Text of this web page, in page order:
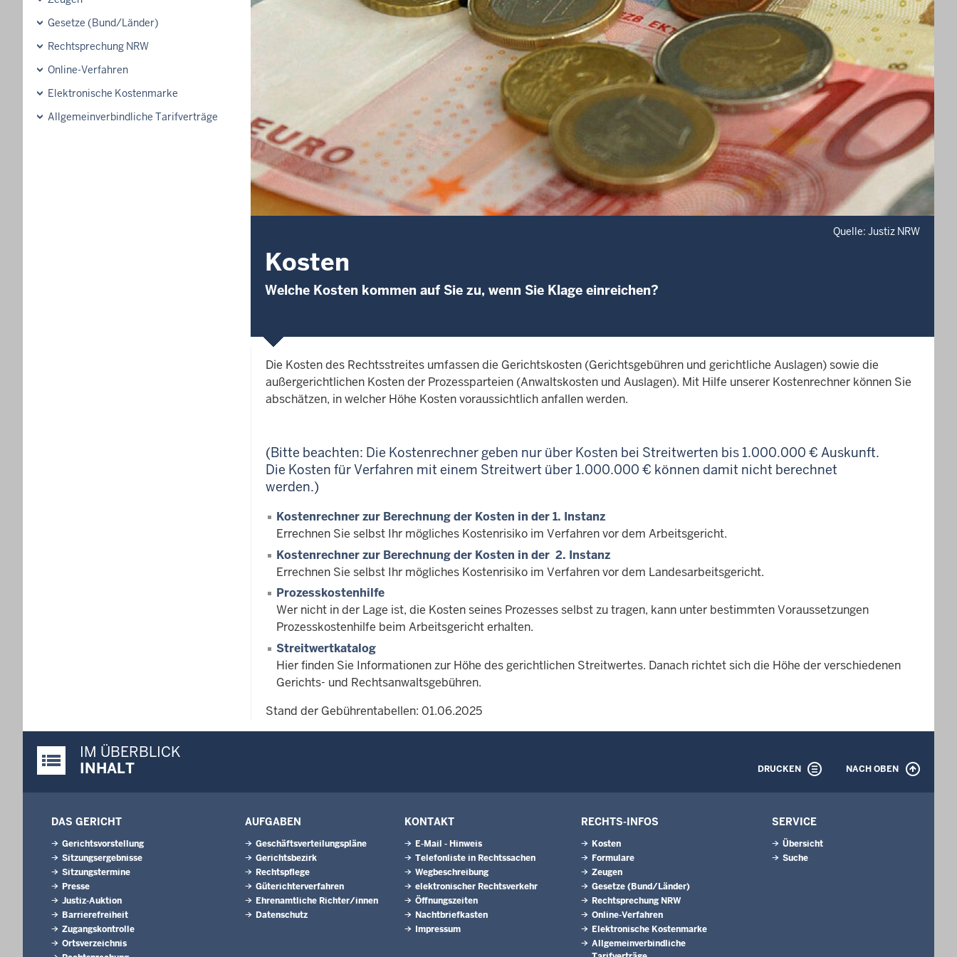
Gesetze (Bund/Länder)
Rechtsprechung NRW
Online-Verfahren
Elektronische Kostenmarke
Allgemeinverbindliche Tarifverträge
Quelle: Justiz NRW
Kosten
Welche Kosten kommen auf Sie zu, wenn Sie Klage einreichen?
Die Kosten des Rechtsstreites umfassen die Gerichtskosten (Gerichtsgebühren und gerichtliche Auslagen) sowie die
außergerichtlichen Kosten der Prozessparteien (Anwaltskosten und Auslagen). Mit Hilfe unserer Kostenrechner können Sie
abschätzen, in welcher Höhe Kosten voraussichtlich anfallen werden.
(Bitte beachten: Die Kostenrechner geben nur über Kosten bei Streitwerten bis 1.000.000 € Auskunft.
Die Kosten für Verfahren mit einem Streitwert über 1.000.000 € können damit nicht berechnet
werden.)
Kostenrechner zur Berechnung der Kosten in der 1. Instanz
Errechnen Sie selbst Ihr mögliches Kostenrisiko im Verfahren vor dem Arbeitsgericht.
Kostenrechner zur Berechnung der Kosten in der 2. Instanz
Errechnen Sie selbst Ihr mögliches Kostenrisiko im Verfahren vor dem Landesarbeitsgericht.
Prozesskostenhilfe
Wer nicht in der Lage ist, die Kosten seines Prozesses selbst zu tragen, kann unter bestimmten Voraussetzungen
Prozesskostenhilfe beim Arbeitsgericht erhalten.
Streitwertkatalog
Hier finden Sie Informationen zur Höhe des gerichtlichen Streitwertes. Danach richtet sich die Höhe der verschiedenen
Gerichts- und Rechtsanwaltsgebühren.
Stand der Gebührentabellen: 01.06.2025
Justiz-Portal im Überblick:
IM ÜBERBLICK
INHALT
DRUCKEN NACH OBEN
DAS GERICHT
Gerichtsvorstellung
Sitzungsergebnisse
Sitzungstermine
Presse
Justiz-Auktion
Barrierefreiheit
Zugangskontrolle
Ortsverzeichnis
AUFGABEN
Geschäftsverteilungspläne
Gerichtsbezirk
Rechtspflege
Güterichterverfahren
Ehrenamtliche Richter/innen
Datenschutz
KONTAKT
E-Mail - Hinweis
Telefonliste in Rechtssachen
Wegbeschreibung
elektronischer Rechtsverkehr
Öffnungszeiten
Nachtbriefkasten
Impressum
RECHTS-INFOS
Kosten
Formulare
Zeugen
Gesetze (Bund/Länder)
Rechtsprechung NRW
Online-Verfahren
Elektronische Kostenmarke
Allgemeinverbindliche
SERVICE
Übersicht
Suche